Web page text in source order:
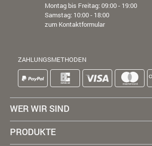
Montag bis Freitag: 09:00 - 19:00
Samstag: 10:00 - 18:00
zum Kontaktformular
ZAHLUNGSMETHODEN
WER WIR SIND
PRODUKTE